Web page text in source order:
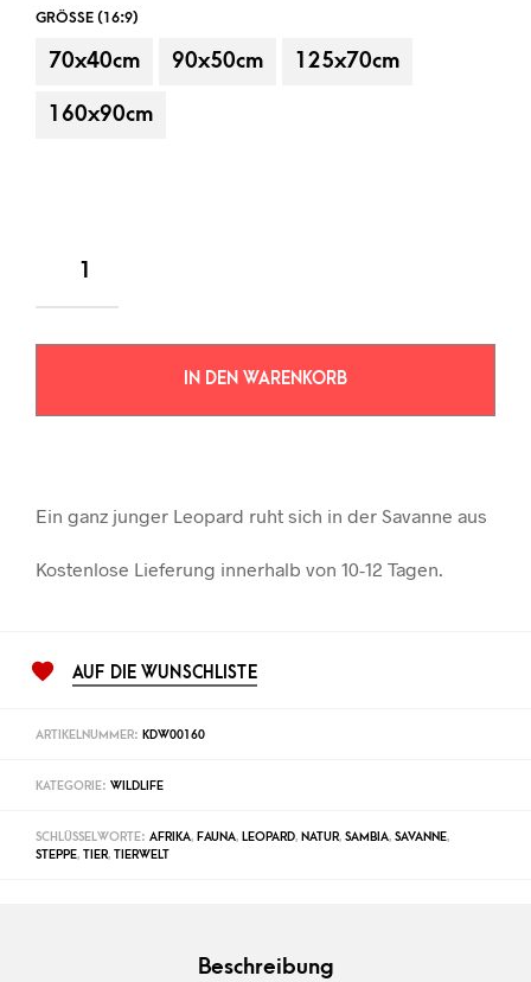
GRÖSSE (16:9)
70x40cm 90x50cm 125x70cm
160x90cm
IN DEN WARENKORB
Ein ganz junger Leopard ruht sich in der Savanne aus
Kostenlose Lieferung innerhalb von 10-12 Tagen.
AUF DIE WUNSCHLISTE
ARTIKELNUMMER: KDW00160
KATEGORIE: WILDLIFE
SCHLÜSSELWORTE: AFRIKA, FAUNA, LEOPARD, NATUR, SAMBIA, SAVANNE,
STEPPE, TIER, TIERWELT
Beschreibung